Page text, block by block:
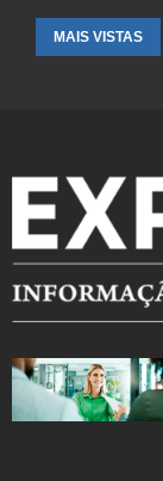
MAIS VISTAS
SAÚDE ALERTA